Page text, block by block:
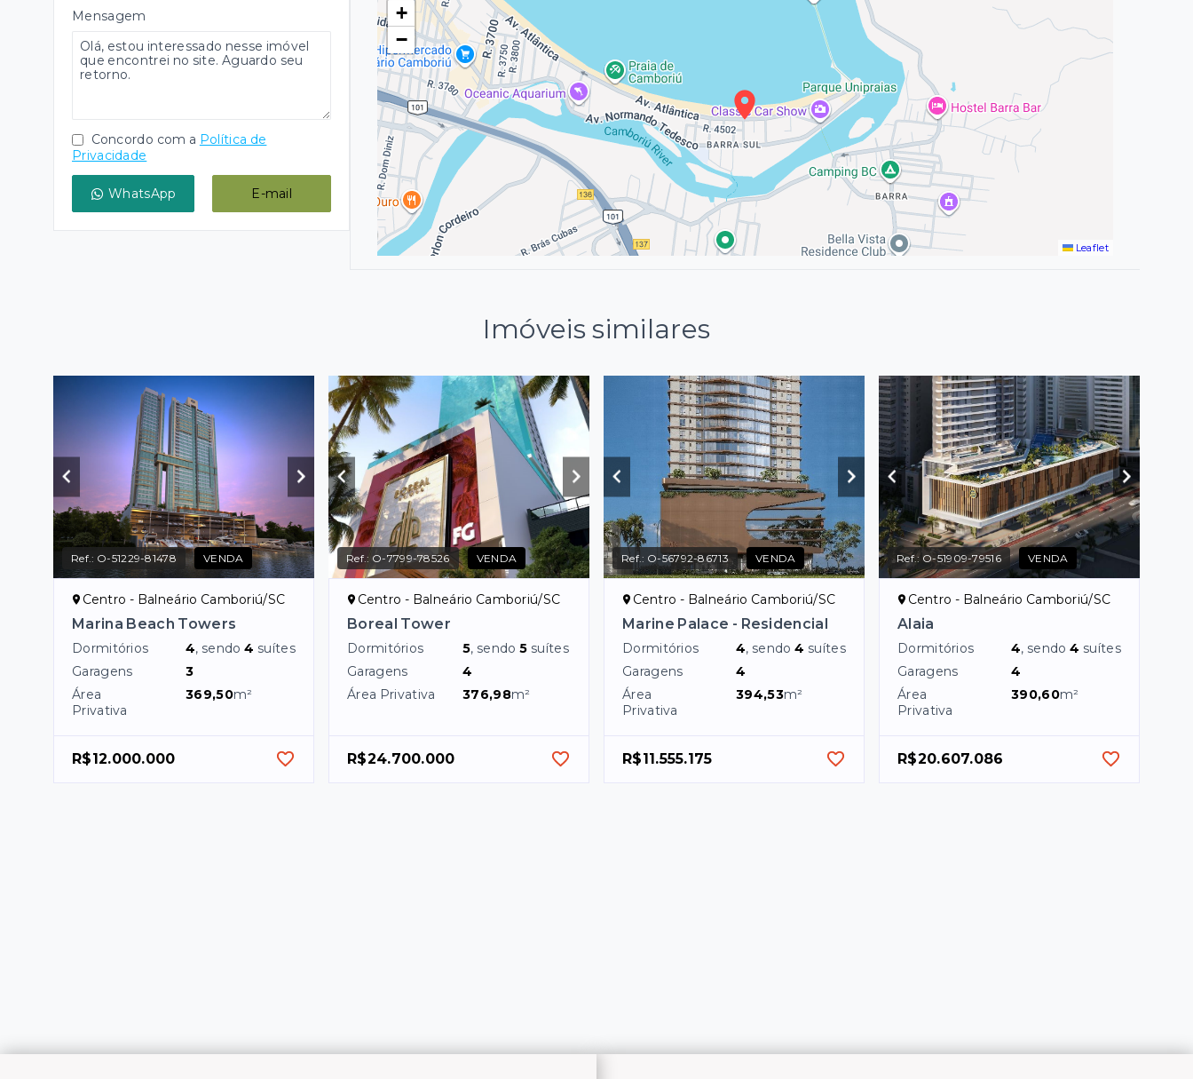
+
−
Leaflet
Mensagem
Concordo com a Política de
Privacidade
WhatsApp E-mail
Imóveis similares
Ref.: O-51229-81478 VENDA
Centro - Balneário Camboriú/SC
Marina Beach Towers
Dormitórios 4, sendo4 suítes
Garagens
3
Área
Privativa
369,50m²
R$12.000.000
Ref.: O-7799-78526 VENDA
Centro - Balneário Camboriú/SC
Boreal Tower
Dormitórios 5, sendo5 suítes
Garagens
4
Área Privativa
376,98m²
R$24.700.000
Ref.: O-56792-86713 VENDA
Centro - Balneário Camboriú/SC
Marine Palace - Residencial
Dormitórios 4, sendo4 suítes
Garagens
4
Área
Privativa
394,53m²
R$11.555.175
Ref.: O-51909-79516 VENDA
Centro - Balneário Camboriú/SC
Alaia
Dormitórios 4, sendo4 suítes
Garagens
4
Área
Privativa
390,60m²
R$20.607.086